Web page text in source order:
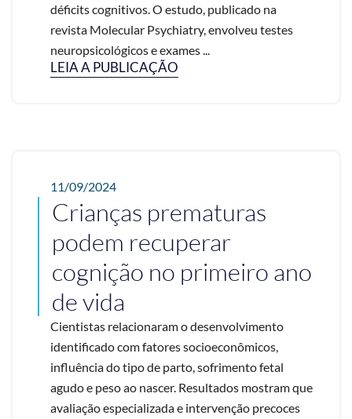
déficits cognitivos. O estudo, publicado na
revista Molecular Psychiatry, envolveu testes
neuropsicológicos e exames ...
LEIA A PUBLICAÇÃO
11/09/2024
Crianças prematuras
podem recuperar
cognição no primeiro ano
de vida
Cientistas relacionaram o desenvolvimento
identificado com fatores socioeconômicos,
influência do tipo de parto, sofrimento fetal
agudo e peso ao nascer. Resultados mostram que
avaliação especializada e intervenção precoces